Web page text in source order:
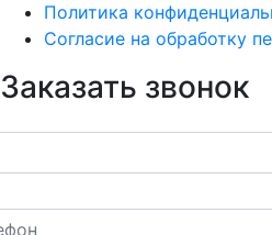
Политика
Согласие на обработку
Заказать звонок